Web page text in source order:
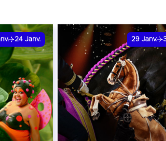
24 Janv. 29 Janv.